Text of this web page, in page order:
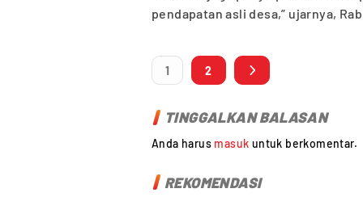
pendapatan asli desa,” ujarnya,
1 2
TINGGALKAN BALASAN
Anda harus masuk untuk berkomentar.
REKOMENDASI